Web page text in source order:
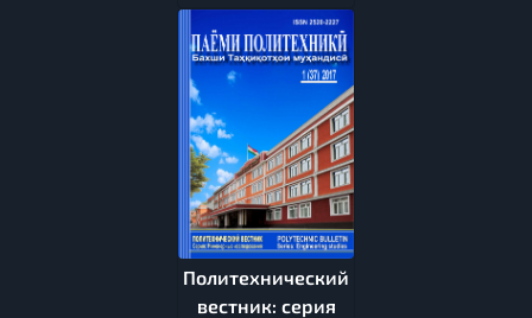
Политехнический
вестник: серия